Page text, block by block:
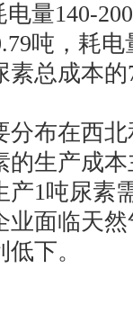
量140-
吨，耗电
总成本的
布在西北
生产成
1吨尿素
面临天
下。